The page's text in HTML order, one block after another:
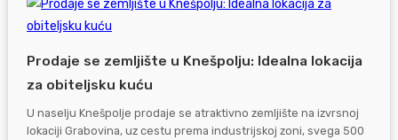
Prodaje se zemljište u Knešpolju: Idealna lokacija
za obiteljsku kuću
U naselju Knešpolje prodaje se atraktivno zemljište na izvrsnoj
lokaciji Grabovina, uz cestu prema industrijskoj zoni, svega 500